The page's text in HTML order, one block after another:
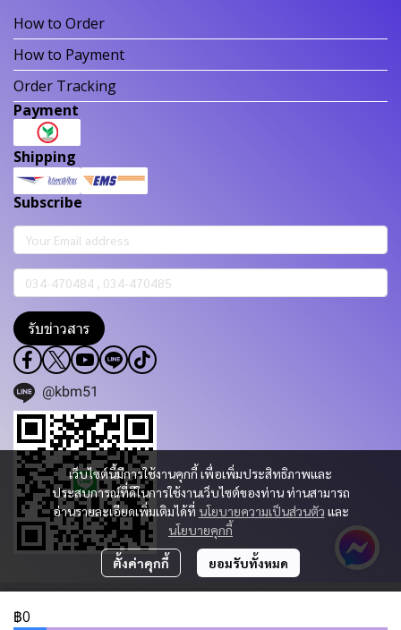
฿0
เว็บไซต์นี้มีการใช้งานคุกกี้ เพื่อเพิ่มประสิทธิภาพและ
ประสบการณ์ที่ดีในการใช้งานเว็บไซต์ของท่าน ท่านสามารถ
อ่านรายละเอียดเพิ่มเติมได้ที่ นโยบายความเป็นส่วนตัว และ
นโยบายคุกกี้
ตั้งค่าคุกกี้ ยอมรับทั้งหมด
How to Order
How to Payment
Order Tracking
Payment
Shipping
Subscribe
รับข่าวสาร
@kbm51
Copyright 2023 | All Rights Reserved | Powered by KBM PART & TRADING